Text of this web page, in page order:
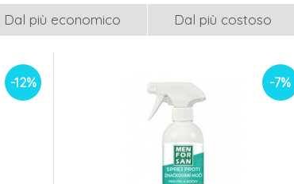
Dal più economico Dal più costoso
-12% -7%